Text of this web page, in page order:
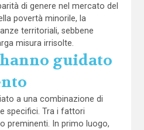
di genere nel mercato del
povertà minorile, la
territoriali, sebbene
misura irrisolte.
guidato
a una combinazione di
specifici. Tra i fattori
preminenti. In primo luogo,